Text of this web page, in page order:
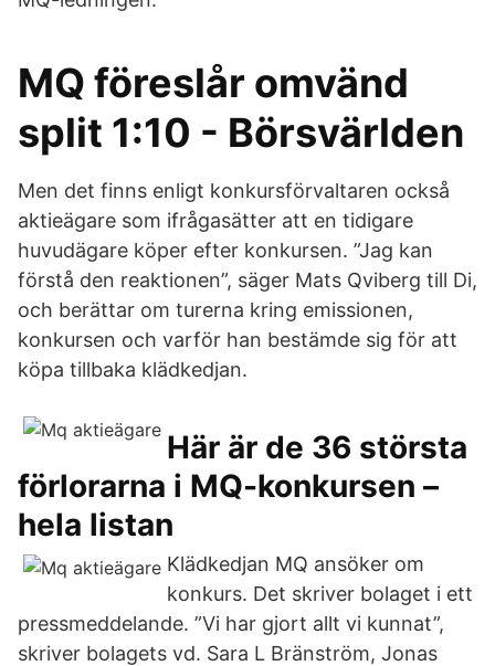
MQ föreslår omvänd
split 1:10 - Börsvärlden
Men det finns enligt konkursförvaltaren också
aktieägare som ifrågasätter att en tidigare
huvudägare köper efter konkursen. ”Jag kan
förstå den reaktionen”, säger Mats Qviberg till Di,
och berättar om turerna kring emissionen,
konkursen och varför han bestämde sig för att
köpa tillbaka klädkedjan.
Här är de 36 största
förlorarna i MQ-konkursen –
hela listan
Klädkedjan MQ ansöker om
konkurs. Det skriver bolaget i ett
pressmeddelande. ”Vi har gjort allt vi kunnat”,
skriver bolagets vd. Sara L Bränström, Jonas